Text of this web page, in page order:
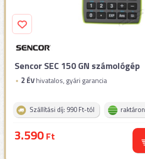
Sencor SEC 150 GN számológép
2 ÉVhivatalos, gyári garancia
Szállítási díj: 990 Ft-tól raktáron
3.590Ft